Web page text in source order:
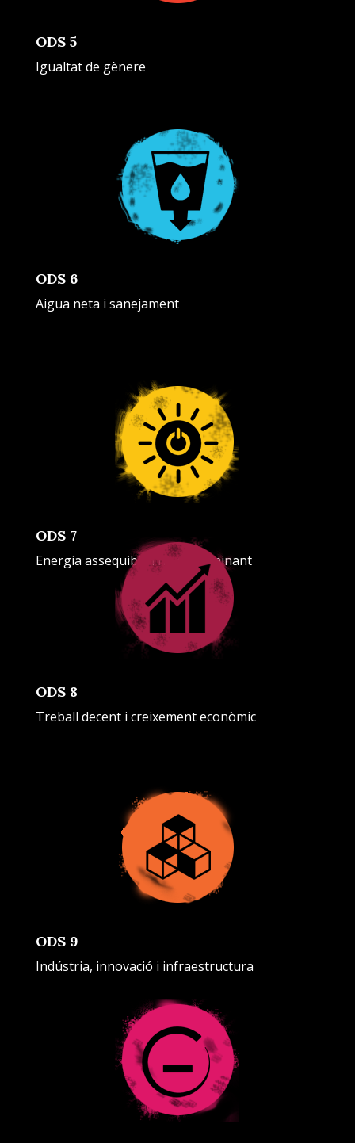
ODS 5
Igualtat de gènere
ODS 6
Aigua neta i sanejament
ODS 7
Energia assequible i no contaminant
ODS 8
Treball decent i creixement econòmic
ODS 9
Indústria, innovació i infraestructura